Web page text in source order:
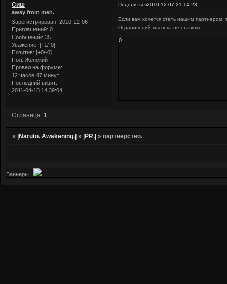
Поделиться2010-12-07 21:14:23
Сиш
away from meh.
Зарегистрирован: 2010-12-06
Приглашений: 0
Сообщений: 35
Уважение: [+1/-0]
Позитив: [+0/-0]
Пол: Женский
Провел на форуме:
12 часов 47 минут
Последний визит:
2011-04-18 14:39:04
Если вам хочется стать нашим партнером,
Ограничений мы пока не ставим)
0
Страница:1
» |Naruto. Awakening.| » |PR.| » партнерство.
Баннеры :